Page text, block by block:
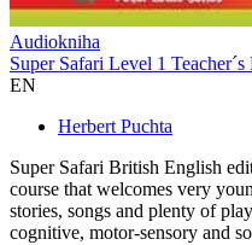
Audiokniha
Super Safari Level 1
EN
Herbert Puchta
Super Safari British English
course that welcomes very
stories, songs and plenty of
cognitive, motor-sensory and